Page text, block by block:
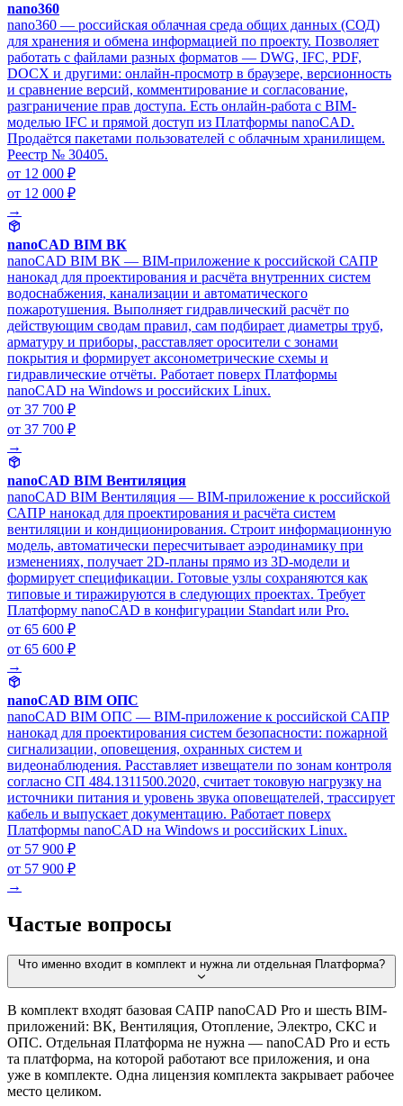
nano360
nano360 — российская облачная среда общих данных (СОД)
для хранения и обмена информацией по проекту. Позволяет
работать с файлами разных форматов — DWG, IFC, PDF,
DOCX и другими: онлайн-просмотр в браузере, версионность
и сравнение версий, комментирование и согласование,
разграничение прав доступа. Есть онлайн-работа с BIM-
моделью IFC и прямой доступ из Платформы nanoCAD.
Продаётся пакетами пользователей с облачным хранилищем.
Реестр № 30405.
от 12 000 ₽
от 12 000 ₽
→
nanoCAD BIM ВК
nanoCAD BIM ВК — BIM-приложение к российской САПР
нанокад для проектирования и расчёта внутренних систем
водоснабжения, канализации и автоматического
пожаротушения. Выполняет гидравлический расчёт по
действующим сводам правил, сам подбирает диаметры труб,
арматуру и приборы, расставляет оросители с зонами
покрытия и формирует аксонометрические схемы и
гидравлические отчёты. Работает поверх Платформы
nanoCAD на Windows и российских Linux.
от 37 700 ₽
от 37 700 ₽
→
nanoCAD BIM Вентиляция
nanoCAD BIM Вентиляция — BIM-приложение к российской
САПР нанокад для проектирования и расчёта систем
вентиляции и кондиционирования. Строит информационную
модель, автоматически пересчитывает аэродинамику при
изменениях, получает 2D-планы прямо из 3D-модели и
формирует спецификации. Готовые узлы сохраняются как
типовые и тиражируются в следующих проектах. Требует
Платформу nanoCAD в конфигурации Standart или Pro.
от 65 600 ₽
от 65 600 ₽
→
nanoCAD BIM ОПС
nanoCAD BIM ОПС — BIM-приложение к российской САПР
нанокад для проектирования систем безопасности: пожарной
сигнализации, оповещения, охранных систем и
видеонаблюдения. Расставляет извещатели по зонам контроля
согласно СП 484.1311500.2020, считает токовую нагрузку на
источники питания и уровень звука оповещателей, трассирует
кабель и выпускает документацию. Работает поверх
Платформы nanoCAD на Windows и российских Linux.
от 57 900 ₽
от 57 900 ₽
→
Частые вопросы
Что именно входит в комплект и нужна ли отдельная Платформа?
В комплект входят базовая САПР nanoCAD Pro и шесть BIM-
приложений: ВК, Вентиляция, Отопление, Электро, СКС и
ОПС. Отдельная Платформа не нужна — nanoCAD Pro и есть
та платформа, на которой работают все приложения, и она
уже в комплекте. Одна лицензия комплекта закрывает рабочее
место целиком.